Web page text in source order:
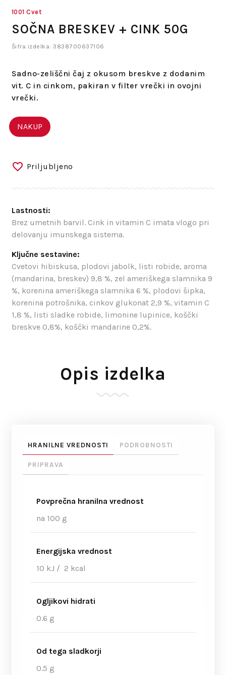
1001 Cvet
SOČNA BRESKEV + CINK 50G
Šifra izdelka: 3838700637106
Sadno-zeliščni čaj z okusom breskve z dodanim
vit. C in cinkom, pakiran v filter vrečki in ovojni
vrečki.
NAKUP
Priljubljeno
Lastnosti:
Brez umetnih barvil. Cink in vitamin C imata vlogo pri
delovanju imunskega sistema.
Ključne sestavine:
Cvetovi hibiskusa, plodovi jabolk, listi robide, aroma
(mandarina, breskev) 9,8 %, zel ameriškega slamnika 9
%, korenina ameriškega slamnika 6 %, plodovi šipka,
korenina potrošnika, cinkov glukonat 2,9 %, vitamin C
1,8 %, listi sladke robide, limonine lupinice, koščki
breskve 0,8%, koščki mandarine 0,2%.
Opis izdelka
HRANILNE VREDNOSTI PODROBNOSTI
PRIPRAVA
Povprečna hranilna vrednost
na 100 g
Energijska vrednost
10 kJ / 2 kcal
Ogljikovi hidrati
0.6 g
Od tega sladkorji
0.5 g